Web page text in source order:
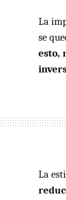
La
se
esto,
La